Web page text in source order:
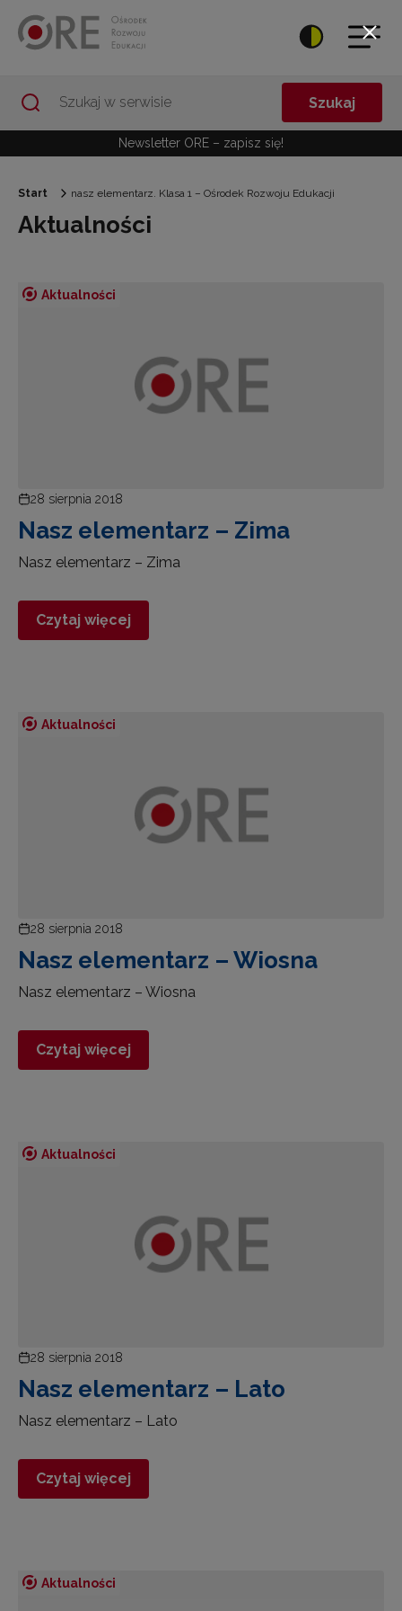
Szukaj
Newsletter ORE – zapisz się!
Start nasz elementarz. Klasa 1 – Ośrodek Rozwoju Edukacji
Aktualności
Aktualności
28 sierpnia 2018
Nasz elementarz – Zima
Nasz elementarz – Zima
Czytaj więcej
Aktualności
28 sierpnia 2018
Nasz elementarz – Wiosna
Nasz elementarz – Wiosna
Czytaj więcej
Aktualności
28 sierpnia 2018
Nasz elementarz – Lato
Nasz elementarz – Lato
Czytaj więcej
Aktualności